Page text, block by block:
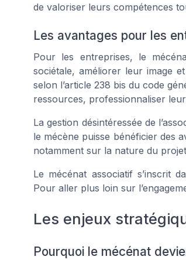
de valoriser leurs compétences
Les avantages pour les
Pour les entreprises, le
sociétale, améliorer leur image
selon l’article 238 bis du code
ressources, professionnaliser
La gestion désintéressée de
le mécène puisse bénéficier des
notamment sur la nature du
Le mécénat associatif s’inscrit
Pour aller plus loin sur
Les enjeux
Pourquoi le mécénat